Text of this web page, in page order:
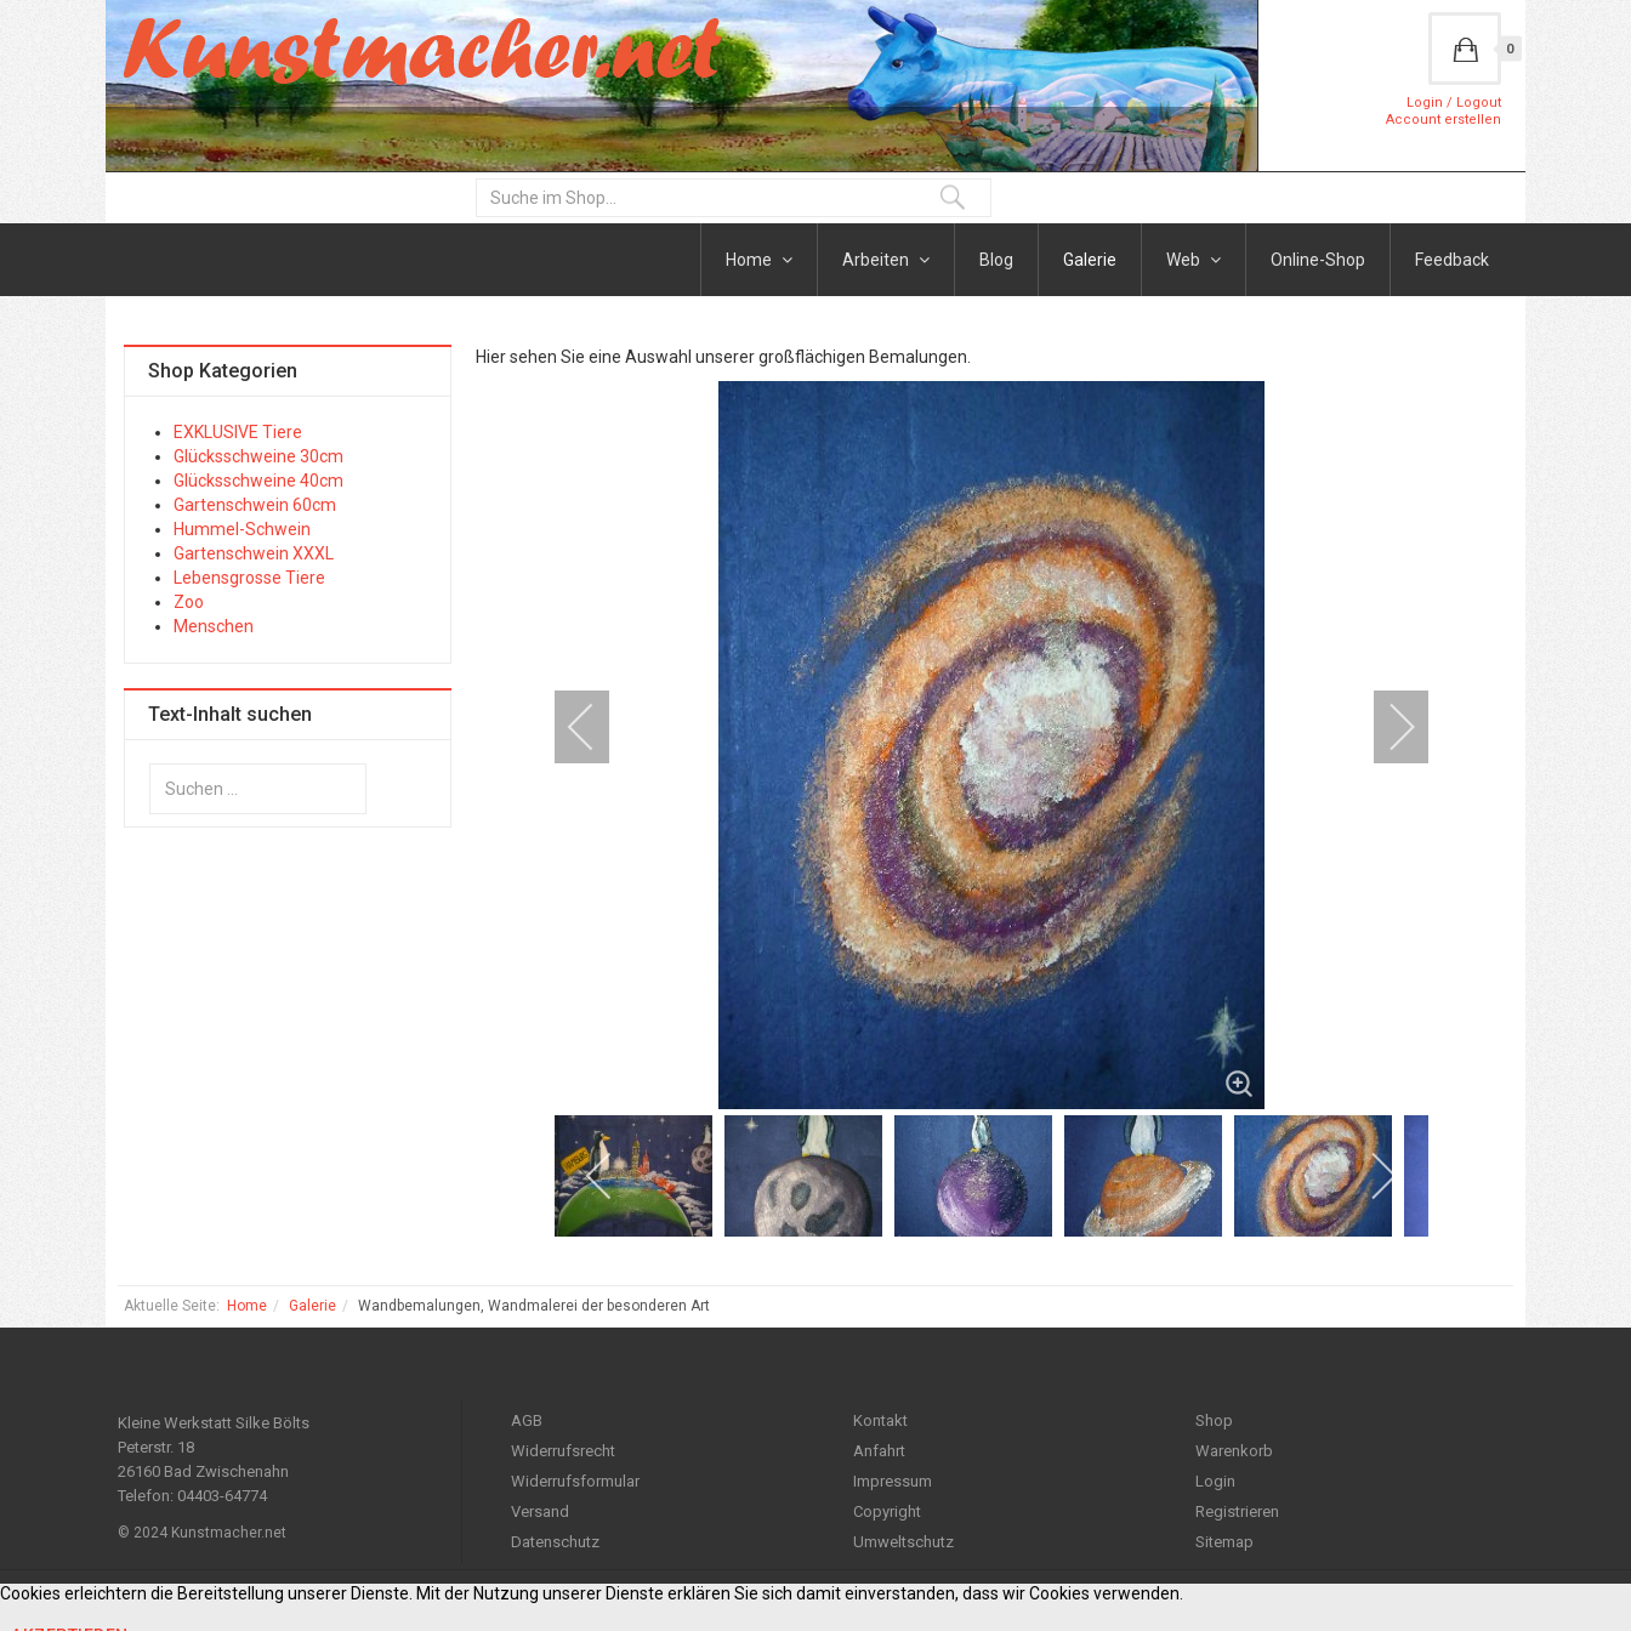
0
Login / Logout
Account erstellen
Home Arbeiten Blog Galerie Web Online-Shop Feedback
Hier sehen Sie eine Auswahl unserer großflächigen Bemalungen.
Shop Kategorien
EXKLUSIVE Tiere
Glücksschweine 30cm
Glücksschweine 40cm
Gartenschwein 60cm
Hummel-Schwein
Gartenschwein XXXL
Lebensgrosse Tiere
Zoo
Menschen
Text-Inhalt suchen
Aktuelle Seite: Home Galerie Wandbemalungen, Wandmalerei der besonderen Art
Kleine Werkstatt Silke Bölts
Peterstr. 18
26160 Bad Zwischenahn
Telefon: 04403-64774
© 2024 Kunstmacher.net
AGB
Widerrufsrecht
Widerrufsformular
Versand
Datenschutz
Kontakt
Anfahrt
Impressum
Copyright
Umweltschutz
Shop
Warenkorb
Login
Registrieren
Sitemap
Cookies erleichtern die Bereitstellung unserer Dienste. Mit der Nutzung unserer Dienste erklären Sie sich damit einverstanden, dass wir Cookies verwenden.